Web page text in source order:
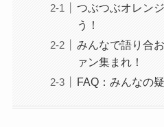
つぶつぶオレン
う！
みんなで語り合
ァン集まれ！
FAQ：みんなの